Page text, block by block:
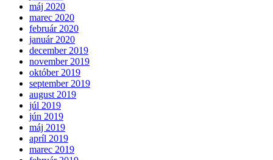
máj 2020
marec 2020
február 2020
január 2020
december 2019
november 2019
október 2019
september 2019
august 2019
júl 2019
jún 2019
máj 2019
apríl 2019
marec 2019